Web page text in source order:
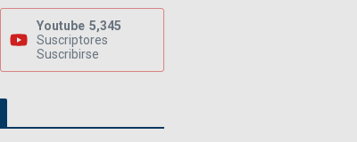
Youtube 5,345
Suscriptores
Suscribirse